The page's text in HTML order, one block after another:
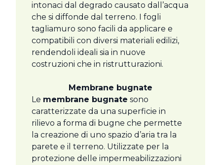
intonaci dal degrado causato dall’acqua
che si diffonde dal terreno. I fogli
tagliamuro sono facili da applicare e
compatibili con diversi materiali edilizi,
rendendoli ideali sia in nuove
costruzioni che in ristrutturazioni.
Membrane bugnate
Le membrane bugnate sono
caratterizzate da una superficie in
rilievo a forma di bugne che permette
la creazione di uno spazio d’aria tra la
parete e il terreno. Utilizzate per la
protezione delle impermeabilizzazioni